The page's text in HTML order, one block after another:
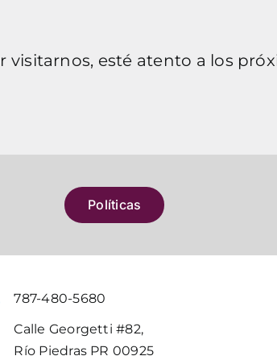
esté atento a los
Políticas
787-480-5680
Calle Georgetti #82,
Río Piedras PR 00925